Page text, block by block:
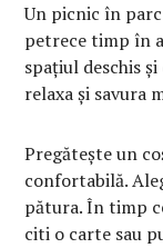
Un picnic în
petrece timp în
spațiul deschis
relaxa și savura
Pregătește un
confortabilă.
pătura. În timp
citi o carte sau